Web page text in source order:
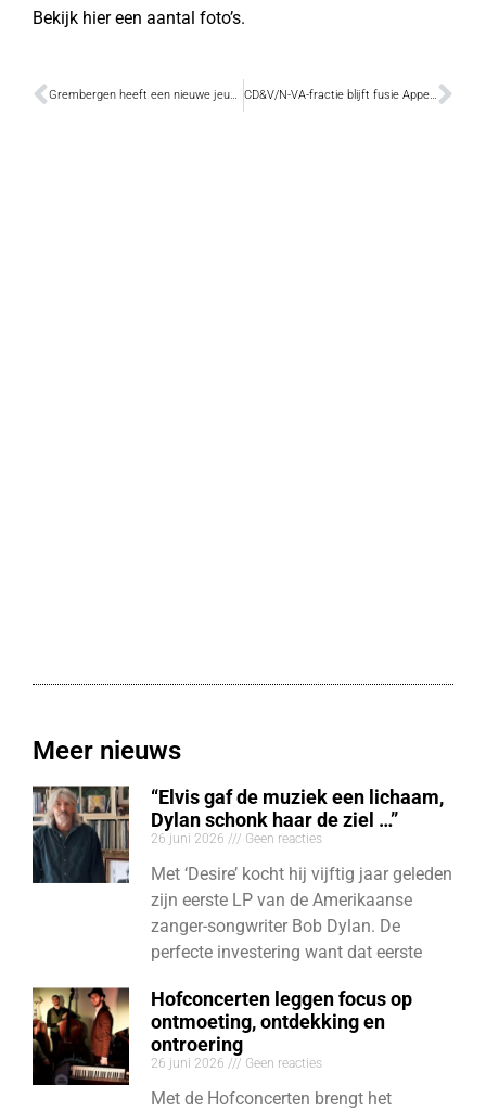
Bekijk hier een aantal foto’s.
Grembergen heeft een nieuwe jeugdkoor CD&V/N-VA-fractie blijft fusie Appelse scholen vragen
Meer nieuws
“Elvis gaf de muziek een lichaam,
Dylan schonk haar de ziel …”
26 juni 2026 Geen reacties
Met ‘Desire’ kocht hij vijftig jaar geleden
zijn eerste LP van de Amerikaanse
zanger-songwriter Bob Dylan. De
perfecte investering want dat eerste
Hofconcerten leggen focus op
ontmoeting, ontdekking en
ontroering
26 juni 2026 Geen reacties
Met de Hofconcerten brengt het